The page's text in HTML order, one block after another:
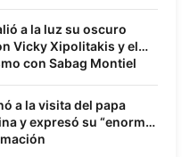
a la luz su oscuro
Vicky Xipolitakis y el
con Sabag Montiel
a la visita del papa
y expresó su “enorme